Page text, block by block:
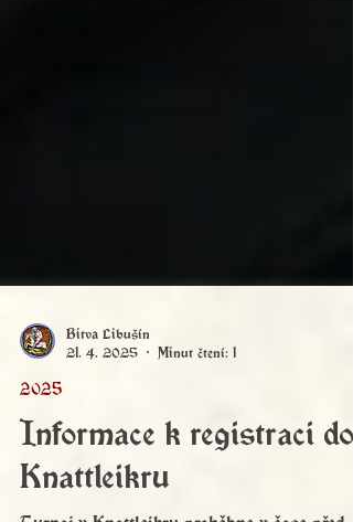
Bitva Libušín
2025
Informace k registraci do